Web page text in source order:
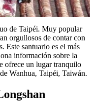
de Taipéi. Muy popular
orgullosos de contar con
Este santuario es el más
información sobre la
ofrece un lugar tranquilo
Wanhua, Taipéi, Taiwán.